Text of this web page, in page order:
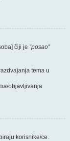
čiji je “posao”
tema u
objavljivanja
korisnike/ce.